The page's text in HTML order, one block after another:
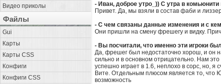
Видео приколы
Файлы
Gui
Карты
Карты CSS
Конфиги
Конфиги CSS
- Иван, доброе утро_)) С утра в
Привет. Да, мы взяли в состав фаби и
- С чем связаны данные изменения и с
Они пришли на смену фрешегу и видку.
- Вы посчитали, что именно эти игроки
Да, фрешег был недостаточно хорош, и он
сильно и в основном отрицательно. Нам
успешно играет в 1.6, неплохо в сорс, но,
Вите. Отдельным плюсом является то, что
возможность